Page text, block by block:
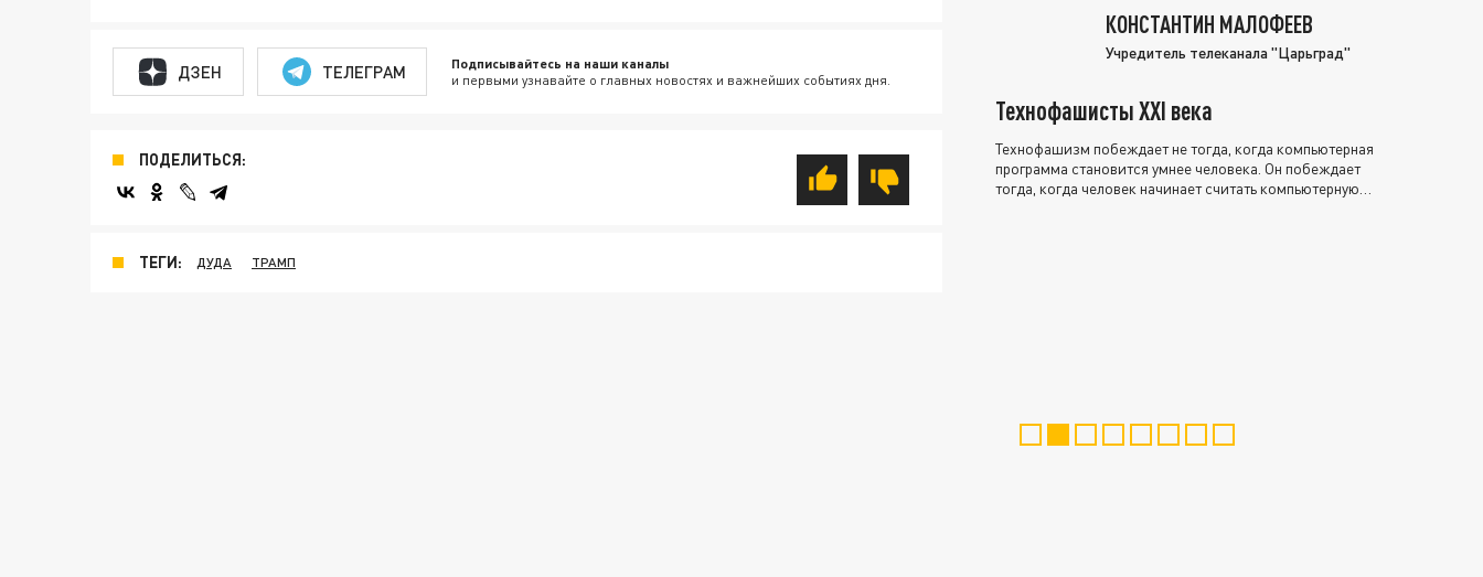
ДЗЕН ТЕЛЕГРАМ Подписывайтесь на наши каналы
и первыми узнавайте о главных новостях и важнейших событиях дня.
ПОДЕЛИТЬСЯ:
ТЕГИ: ДУДА ТРАМП
КОНСТАНТИН МАЛОФЕЕВ
Учредитель телеканала "Царьград"
Технофашисты XXI века
Технофашизм побеждает не тогда, когда компьютерная
программа становится умнее человека. Он побеждает
тогда, когда человек начинает считать компьютерную